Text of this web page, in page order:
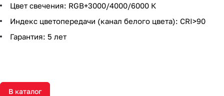
Цвет свечения: RGB+3000/4000/6000 К
Индекс цветопередачи (канал белого цвета): CRI>90
Гарантия: 5 лет
В каталог